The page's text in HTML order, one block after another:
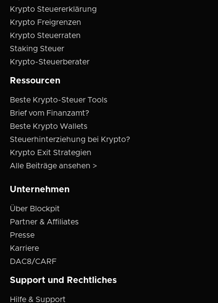
Krypto Steuererklärung
Krypto Freigrenzen
Krypto Steuerraten
Staking Steuer
Krypto-Steuerberater
Ressourcen
Beste Krypto-Steuer Tools
Brief vom Finanzamt?
Beste Krypto Wallets
Steuerhinterziehung bei Krypto?
Krypto Exit Strategien
Alle Beiträge ansehen >
Unternehmen
Über Blockpit
Partner & Affiliates
Presse
Karriere
DAC8/CARF
Support und Rechtliches
Hilfe & Support